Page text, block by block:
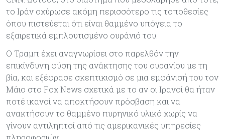
το Ιράν οχύρωσε ακόμη περισσότερο τις τοποθεσίες
όπου πιστεύεται ότι είναι θαμμένο υπόγεια το
εξαιρετικά εμπλουτισμένο ουράνιό του.
Ο Τραμπ έχει αναγνωρίσει στο παρελθόν την
επικίνδυνη φύση της ανάκτησης του ουρανίου με τη
βία, και εξέφρασε σκεπτικισμό σε μια εμφάνισή του τον
Μάιο στο Fox News σχετικά με το αν οι Ιρανοί θα ήταν
ποτέ ικανοί να αποκτήσουν πρόσβαση και να
ανακτήσουν το θαμμένο πυρηνικό υλικό χωρίς να
γίνουν αντιληπτοί από τις αμερικανικές υπηρεσίες